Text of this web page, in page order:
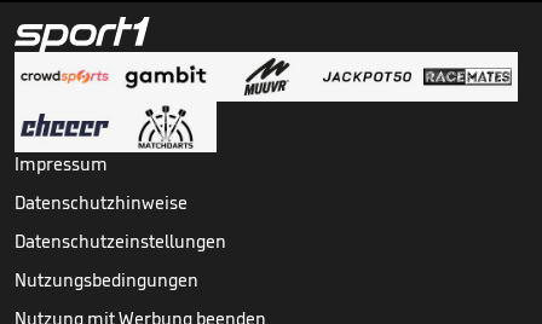
Impressum
Datenschutzhinweise
Datenschutzeinstellungen
Nutzungsbedingungen
Nutzung mit Werbung beenden